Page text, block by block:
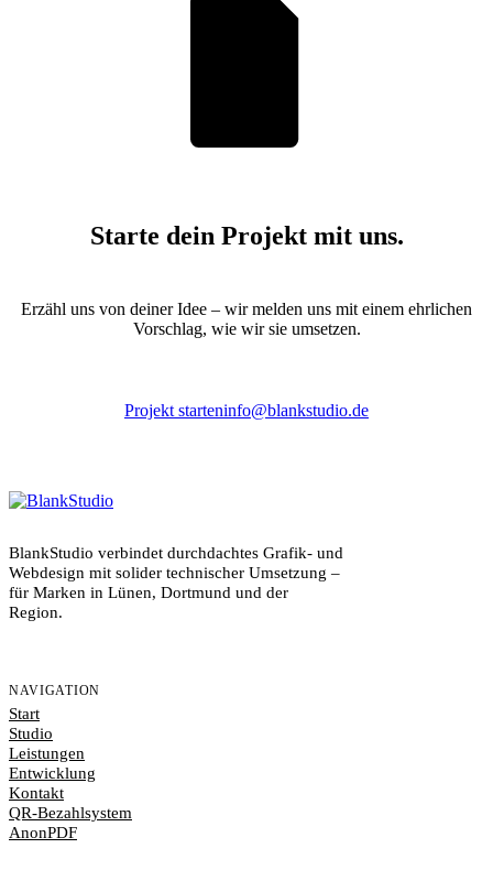
Starte dein Projekt mit uns.
Erzähl uns von deiner Idee – wir melden uns mit einem ehrlichen
Vorschlag, wie wir sie umsetzen.
Projekt starteninfo@blankstudio.de
BlankStudio verbindet durchdachtes Grafik- und
Webdesign mit solider technischer Umsetzung –
für Marken in Lünen, Dortmund und der
Region.
NAVIGATION
Start
Studio
Leistungen
Entwicklung
Kontakt
QR-Bezahlsystem
AnonPDF